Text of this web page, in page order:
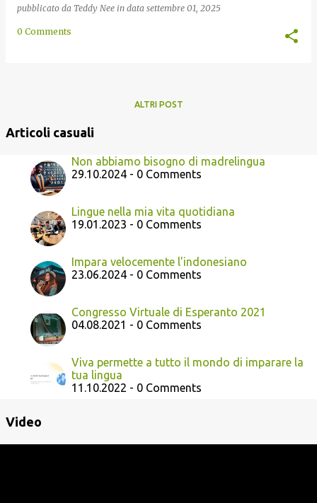
pubblicato da Teddy Nee in data settembre 01, 2025
0 Comments
ALTRI POST
Articoli casuali
Non abbiamo bisogno di madrelingua
29.10.2024 - 0 Comments
Lingue nella mia vita quotidiana
19.01.2023 - 0 Comments
Impara velocemente l'indonesiano
23.06.2024 - 0 Comments
Congresso Virtuale di Esperanto 2021
04.08.2021 - 0 Comments
Viva permette a tutto il mondo di imparare la
tua lingua
11.10.2022 - 0 Comments
Video